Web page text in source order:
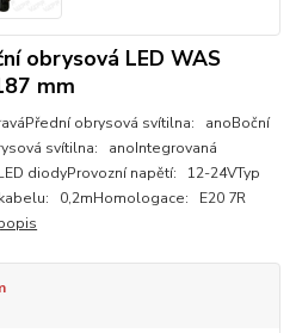
obrysová LED WAS
mm
obrysová svítilna: anoBoční
svítilna: anoIntegrovaná
diodyProvozní napětí: 12-24VTyp
0,2mHomologace: E20 7R